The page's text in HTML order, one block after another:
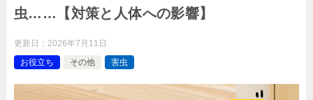
虫……【対策と人体への影響】
更新日： 2026年7月11日
お役立ち
その他 害虫